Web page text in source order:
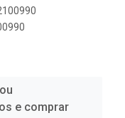
e comprar